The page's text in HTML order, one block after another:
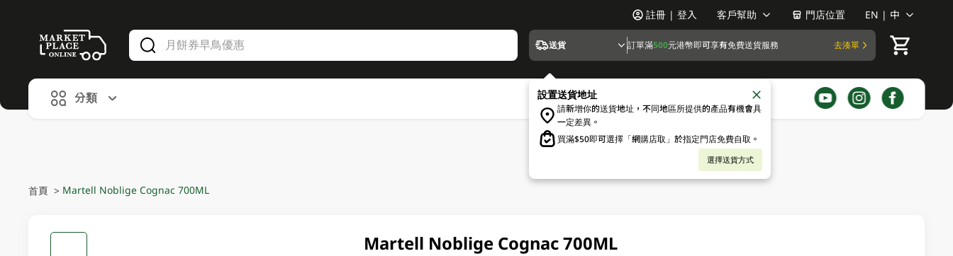
alid Until 30 June 2026
註冊 | 登入 客戶幫助 門店位置 EN | 中
送貨 訂單滿500元港幣即可享有免費送貨服務 去湊單
設置送貨地址
請新增你的送貨地址，不同地區所提供的產品有機會具
一定差異。
買滿$50即可選擇「網購店取」於指定門店免費自取。
選擇送貨方式
分類
首頁 > Martell Noblige Cognac 700ML
Martell Noblige Cognac 700ML